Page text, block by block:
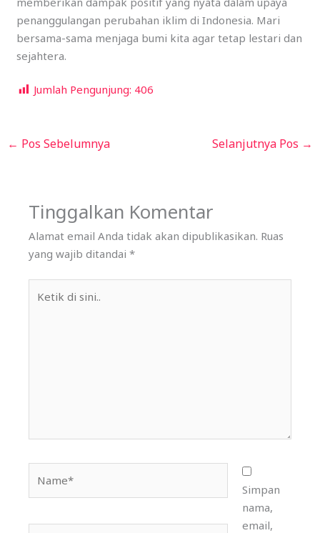
penanggulangan perubahan iklim di Indonesia. Mari
bersama-sama menjaga bumi kita agar tetap lestari dan
sejahtera.
Jumlah Pengunjung: 406
← Pos Sebelumnya Selanjutnya Pos →
Tinggalkan Komentar
Alamat email Anda tidak akan dipublikasikan. Ruas
yang wajib ditandai*
Simpan
nama,
email,